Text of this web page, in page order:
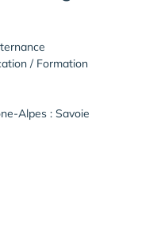
/ Formation
Alpes : Savoie